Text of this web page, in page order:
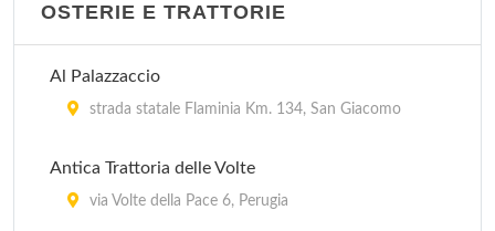
OSTERIE E TRATTORIE
Al Palazzaccio
strada statale Flaminia Km. 134, San Giacomo
Antica Trattoria delle Volte
via Volte della Pace 6, Perugia